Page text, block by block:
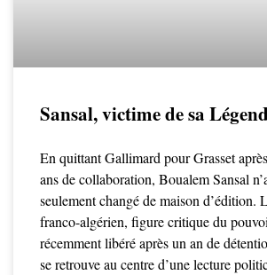
Sansal, victime de sa
En quittant Gallimard pour Grasset
ans de collaboration, Boualem Sansal
seulement changé de maison d’édition.
franco-algérien, figure critique du
récemment libéré après un an de
se retrouve au centre d’une lecture